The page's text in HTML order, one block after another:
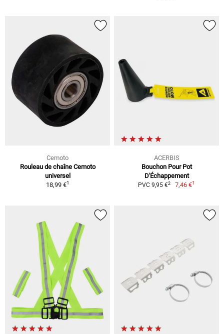
Cemoto
Rouleau de chaîne Cemoto
universel
18,99 €1
ACERBIS
Bouchon Pour Pot
D'Échappement
PVC 9,95 €2 7,46 €1